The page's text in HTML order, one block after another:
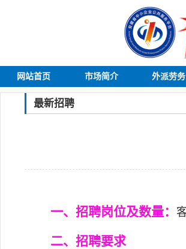
网站首页 市场简介 外派劳务
最新招聘
一、招聘岗位及数量：
二、招聘要求